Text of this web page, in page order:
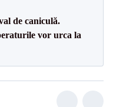
de caniculă.
vor urca la